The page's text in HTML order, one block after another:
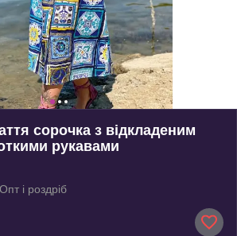
сорочка з відкладеним
рукавами
Опт і роздріб